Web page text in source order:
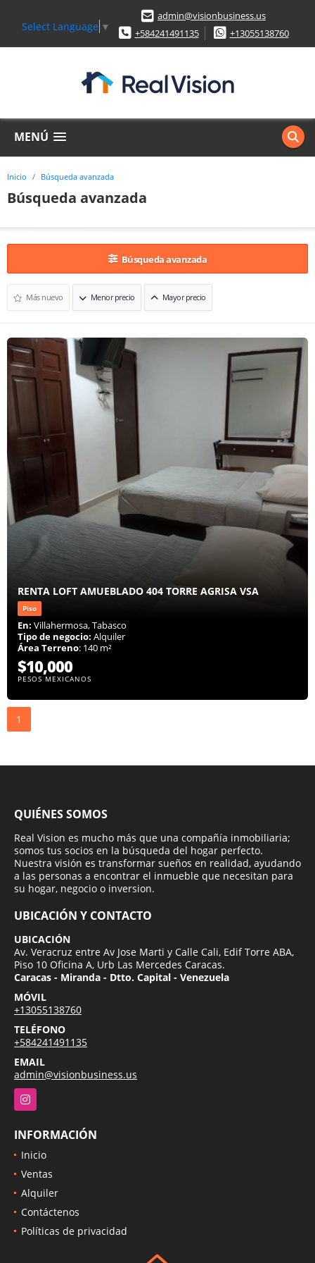
Select Language ▼
admin@visionbusiness.us
+584241491135
+13055138760
MENÚ
Inicio Búsqueda avanzada
Búsqueda avanzada
Búsqueda avanzada
Más nuevo Menor precio Mayor precio
RENTA LOFT AMUEBLADO 404 TORRE AGRISA VSA
Piso
En: Villahermosa, Tabasco
Tipo de negocio: Alquiler
Área Terreno: 140 m²
$10,000
PESOS MEXICANOS
1
QUIÉNES SOMOS
Real Vision es mucho más que una compañía inmobiliaria;
somos tus socios en la búsqueda del hogar perfecto.
Nuestra visión es transformar sueños en realidad, ayudando
a las personas a encontrar el inmueble que necesitan para
su hogar, negocio o inversion.
UBICACIÓN Y CONTACTO
UBICACIÓN
Av. Veracruz entre Av Jose Marti y Calle Cali, Edif Torre ABA,
Piso 10 Oficina A, Urb Las Mercedes Caracas.
Caracas - Miranda - Dtto. Capital - Venezuela
MÓVIL
+13055138760
TELÉFONO
+584241491135
EMAIL
admin@visionbusiness.us
Instagram
INFORMACIÓN
Inicio
Ventas
Alquiler
Contáctenos
Políticas de privacidad